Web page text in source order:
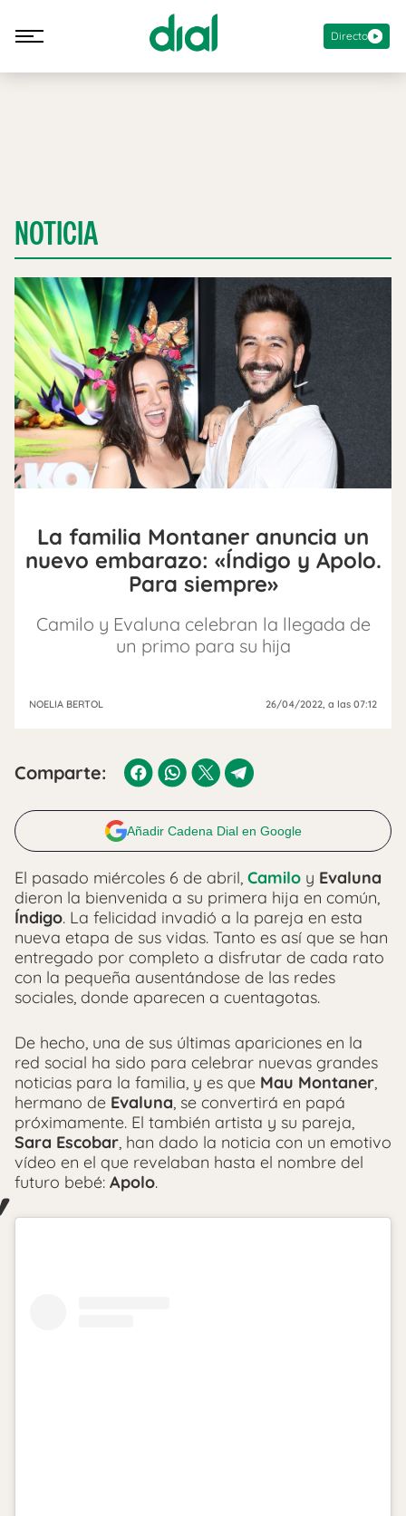
Directo
NOTICIA
La familia Montaner anuncia un
nuevo embarazo: «Índigo y Apolo.
Para siempre»
Camilo y Evaluna celebran la llegada de
un primo para su hija
NOELIA BERTOL 26/04/2022, a las 07:12
Comparte:
Añadir Cadena Dial en Google
El pasado miércoles 6 de abril, Camilo y Evaluna
dieron la bienvenida a su primera hija en común,
Índigo. La felicidad invadió a la pareja en esta
nueva etapa de sus vidas. Tanto es así que se han
entregado por completo a disfrutar de cada rato
con la pequeña ausentándose de las redes
sociales, donde aparecen a cuentagotas.
De hecho, una de sus últimas apariciones en la
red social ha sido para celebrar nuevas grandes
noticias para la familia, y es que Mau Montaner,
hermano de Evaluna, se convertirá en papá
próximamente. El también artista y su pareja,
Sara Escobar, han dado la noticia con un emotivo
vídeo en el que revelaban hasta el nombre del
futuro bebé: Apolo.